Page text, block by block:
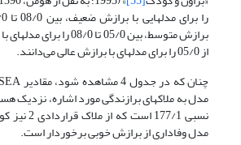
برازش متوسط، بین 05/0 تا
از 05/0 را برای مدلهای با برازش عالی می‌دانند.
مدل به ملاکهای برازندگی مورد اشاره، نزدیک
نسبی 177/1
مدل وفاداری از برازش خوبی برخوردار است.